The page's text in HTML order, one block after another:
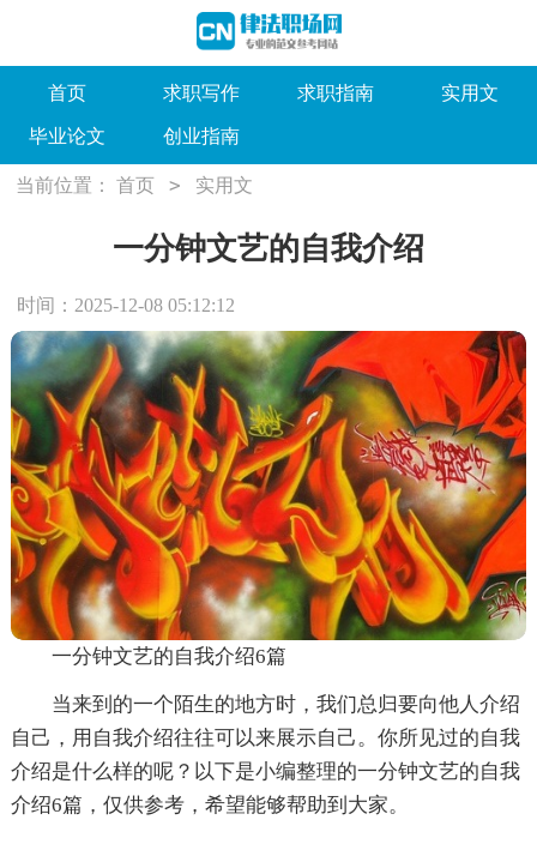
首页 求职写作 求职指南 实用文
毕业论文 创业指南
当前位置： 首页 > 实用文
一分钟文艺的自我介绍
时间：2025-12-08 05:12:12
一分钟文艺的自我介绍6篇
当来到的一个陌生的地方时，我们总归要向他人介绍
自己，用自我介绍往往可以来展示自己。你所见过的自我
介绍是什么样的呢？以下是小编整理的一分钟文艺的自我
介绍6篇，仅供参考，希望能够帮助到大家。